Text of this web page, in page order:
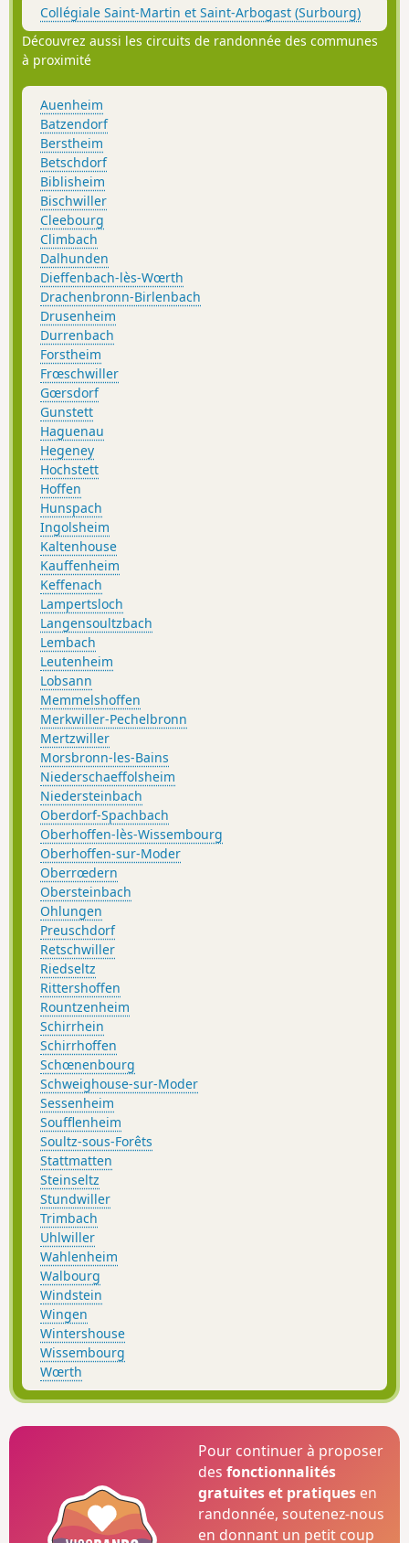
Collégiale Saint-Martin et Saint-Arbogast (Surbourg)
Découvrez aussi les circuits de randonnée des communes
à proximité
Auenheim
Batzendorf
Berstheim
Betschdorf
Biblisheim
Bischwiller
Cleebourg
Climbach
Dalhunden
Dieffenbach-lès-Wœrth
Drachenbronn-Birlenbach
Drusenheim
Durrenbach
Forstheim
Frœschwiller
Gœrsdorf
Gunstett
Haguenau
Hegeney
Hochstett
Hoffen
Hunspach
Ingolsheim
Kaltenhouse
Kauffenheim
Keffenach
Lampertsloch
Langensoultzbach
Lembach
Leutenheim
Lobsann
Memmelshoffen
Merkwiller-Pechelbronn
Mertzwiller
Morsbronn-les-Bains
Niederschaeffolsheim
Niedersteinbach
Oberdorf-Spachbach
Oberhoffen-lès-Wissembourg
Oberhoffen-sur-Moder
Oberrœdern
Obersteinbach
Ohlungen
Preuschdorf
Retschwiller
Riedseltz
Rittershoffen
Rountzenheim
Schirrhein
Schirrhoffen
Schœnenbourg
Schweighouse-sur-Moder
Sessenheim
Soufflenheim
Soultz-sous-Forêts
Stattmatten
Steinseltz
Stundwiller
Trimbach
Uhlwiller
Wahlenheim
Walbourg
Windstein
Wingen
Wintershouse
Wissembourg
Wœrth
Pour continuer à proposer
desfonctionnalités
gratuites et pratiques en
randonnée, soutenez-nous
en donnant un petit coup